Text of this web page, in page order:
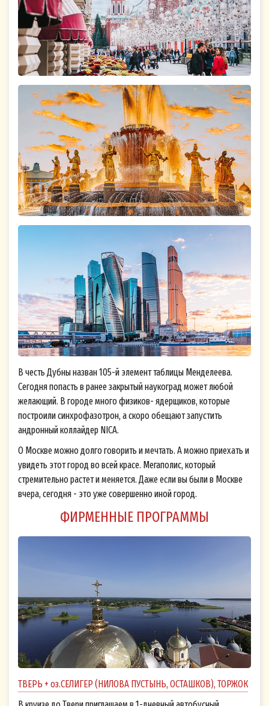
В честь Дубны назван 105-й элемент таблицы Менделеева.
Сегодня попасть в ранее закрытый наукоград может любой
желающий. В городе много физиков- ядерщиков, которые
построили синхрофазотрон, а скоро обещают запустить
андронный коллайдер NICA.
О Москве можно долго говорить и мечтать. А можно приехать и
увидеть этот город во всей красе. Мегаполис, который
стремительно растет и меняется. Даже если вы были в Москве
вчера, сегодня - это уже совершенно иной город.
ФИРМЕННЫЕ ПРОГРАММЫ
ТВЕРЬ + оз.СЕЛИГЕР (НИЛОВА ПУСТЫНЬ, ОСТАШКОВ), ТОРЖОК